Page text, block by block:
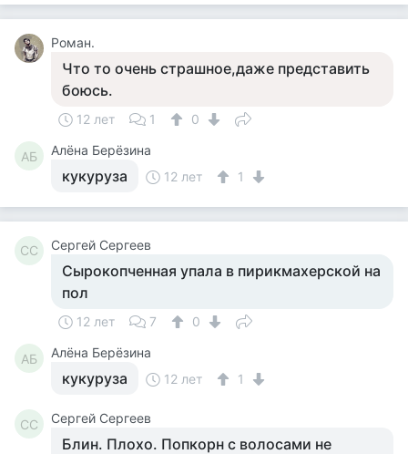
Роман.
Что то очень страшное,даже представить
боюсь.
12 лет 1 0
АБ Алёна Берёзина
кукуруза 12 лет 1
СС Сергей Сергеев
Сырокопченная упала в пирикмахерской на
пол
12 лет 7 0
АБ Алёна Берёзина
кукуруза 12 лет 1
СС Сергей Сергеев
Блин. Плохо. Попкорн с волосами не